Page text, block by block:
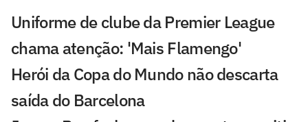
Uniforme de clube da Premier League
chama atenção: 'Mais Flamengo'
Herói da Copa do Mundo não descarta
saída do Barcelona